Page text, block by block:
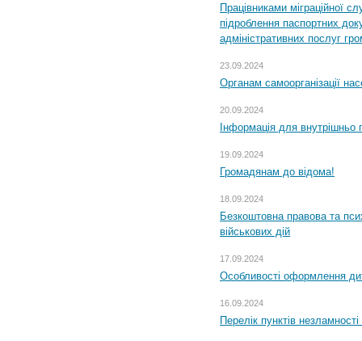
Працівниками міграційної
підроблення паспортних
адміністративних послуг
23.09.2024
Органам самоорганізації
20.09.2024
Інформація для внутрішньо
19.09.2024
Громадянам до відома!
18.09.2024
Безкоштовна правова та
військових дій
17.09.2024
Особливості оформлення
16.09.2024
Перелік пунктів